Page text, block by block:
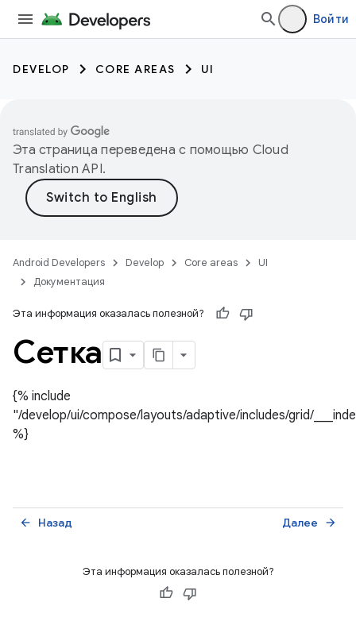
Войти
DEVELOP CORE AREAS UI
Эта страница переведена с помощью Cloud
Translation API.
Android Developers Develop Core areas
UI
Документация
Эта информация оказалась полезной?
Сетка
{% include
"/develop/ui/compose/layouts/adaptive/includes/grid/
%}
Назад
arrow_back Далее arrow_forward
Эта информация оказалась полезной?